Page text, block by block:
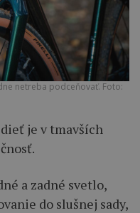
netreba podceňovať. Foto:
je v tmavších
a zadné svetlo,
do slušnej sady,